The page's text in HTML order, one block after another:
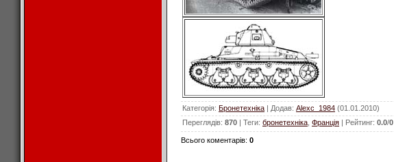
Категорія: Бронетехніка | Додав: Alexc_1984 (01.01.2010)
Переглядів: 870 | Теги: бронетехніка Франція | Рейтинг: 0.0/0
Всього коментарів: 0